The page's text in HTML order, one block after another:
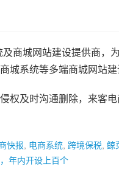
商城网站建设提供商，
城系统等多端商城网站
权及时沟通删除，来客电
快报 电商系统 跨境保税 鲸
年内开设上百个